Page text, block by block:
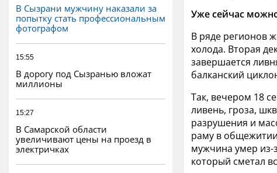
В Сызрани мужчину наказали за
попытку стать профессиональным
фотографом
15:55
В дорогу под Сызранью вложат
миллионы
15:27
В Самарской области
увеличивают цены на проезд в
электричках
Уже сейчас
В ряде регионов
холода. Вторая
завершается
балканский
Так, вечером 18
ливень, гроза,
разрушения и
раму в общежитии
мужчина умер из-
который сметал